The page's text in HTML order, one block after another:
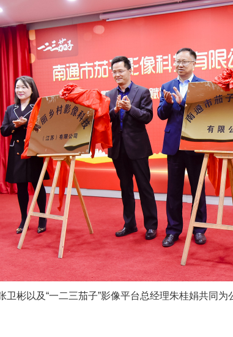
卫彬以及“一二三茄子”影像平台总经理朱桂娟共同为